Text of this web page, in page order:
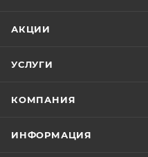
АКЦИИ
УСЛУГИ
КОМПАНИЯ
ИНФОРМАЦИЯ